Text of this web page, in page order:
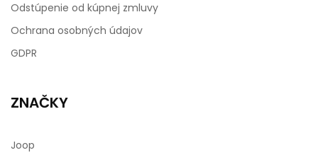
Odstúpenie od kúpnej zmluvy
Ochrana osobných údajov
GDPR
ZNAČKY
Joop